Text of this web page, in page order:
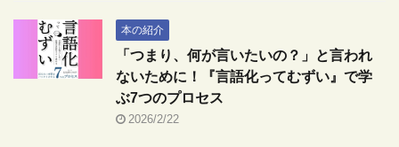
本の紹介
「つまり、何が言いたいの？」と言われ
ないために！『言語化ってむずい』で学
ぶ7つのプロセス
2026/2/22